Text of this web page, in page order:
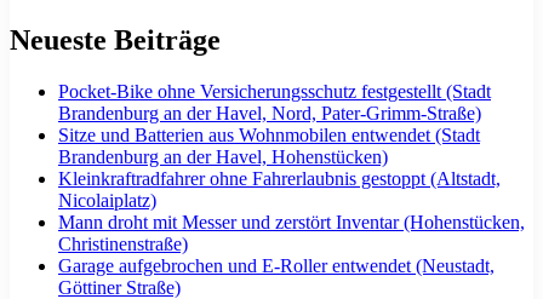
Neueste Beiträge
Pocket-Bike ohne Versicherungsschutz festgestellt (Stadt
Brandenburg an der Havel, Nord, Pater-Grimm-Straße)
Sitze und Batterien aus Wohnmobilen entwendet (Stadt
Brandenburg an der Havel, Hohenstücken)
Kleinkraftradfahrer ohne Fahrerlaubnis gestoppt (Altstadt,
Nicolaiplatz)
Mann droht mit Messer und zerstört Inventar (Hohenstücken,
Christinenstraße)
Garage aufgebrochen und E-Roller entwendet (Neustadt,
Göttiner Straße)